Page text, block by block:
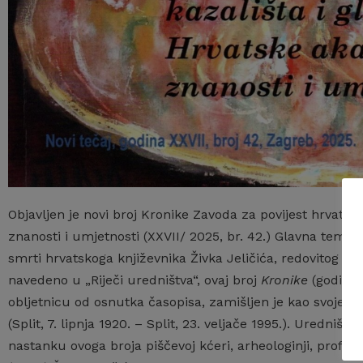
Objavljen je novi broj Kronike Zavoda za povijest
znanosti i umjetnosti (XXVII/ 2025, br. 42.) Glavna tema
smrti hrvatskoga književnika Živka Jeličića, redovitog
navedeno u „Riječi uredništva“, ovaj broj Kronike (godina
obljetnicu od osnutka časopisa, zamišljen je kao
(Split, 7. lipnja 1920. – Split, 23. veljače 1995.).
nastanku ovoga broja piščevoj kćeri, arheologinji,